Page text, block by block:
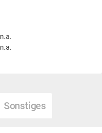
n.a.
n.a.
Sonstiges